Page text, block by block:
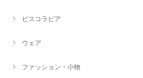
ビスコラピア
ウェア
ファッション・小物